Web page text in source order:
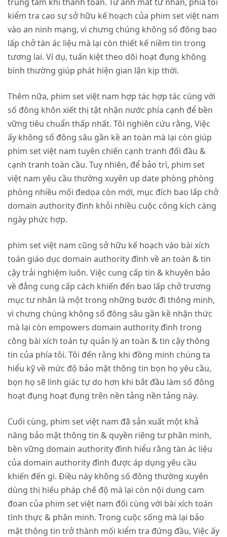
kiểm tra cao sự sở hữu kế hoạch của phim set việt nam
vào an ninh mạng, vì chưng chúng không số đông bao
lấp chở tàn ác liệu mà lại còn thiết kế niềm tin trong
tương lai. Ví dụ, tuấn kiệt theo dõi hoạt đụng không
bình thường giúp phát hiện gian lận kịp thời.
Thêm nữa, phim set việt nam hợp tác hợp tác cùng với
số đông khôn xiết thị tật nhận nước phía cạnh để bền
vững tiêu chuẩn thấp nhất. Tôi nghiên cứu rằng, Việc
ấy không số đông sâu gần kề an toàn mà lại còn giúp
phim set việt nam tuyên chiến cạnh tranh đối đầu &
cạnh tranh toàn cầu. Tuy nhiên, để bảo trì, phim set
việt nam yêu cầu thường xuyên up date phòng phòng
phòng nhiều mối đedọa còn mới, mục đích bao lấp chở
domain authority đình khỏi nhiều cuộc công kích càng
ngày phức hợp.
phim set việt nam cũng sở hữu kế hoạch vào bài xích
toán giáo dục domain authority đình về an toàn & tin
cậy trải nghiệm luôn. Việc cung cấp tin & khuyên bảo
về đẳng cung cấp cách khiến đến bao lấp chở trương
mục tư nhân là một trong những bước đi thông minh,
vì chưng chúng không số đông sâu gần kề nhận thức
mà lại còn empowers domain authority đình trong
công bài xích toán tự quản lý an toàn & tin cậy thông
tin của phía tôi. Tôi đến rằng khi đồng minh chúng ta
hiểu kỹ về mức độ bảo mật thông tin bọn họ yêu cầu,
bọn họ sẽ linh giác tự do hơn khi bắt đầu làm số đông
hoạt đụng hoạt đụng trên nền tảng nền tảng này.
Cuối cùng, phim set việt nam đã sản xuất một khả
năng bảo mật thông tin & quyền riêng tư phân minh,
bền vững domain authority đình hiểu rằng tàn ác liệu
của domain authority đình được áp dụng yêu cầu
khiến đến gi. Điều này không số đông thường xuyên
dùng thị hiếu pháp chế độ mà lại còn nội dung cam
đoan của phim set việt nam đối cùng với bài xích toán
tình thực & phân minh. Trong cuộc sống mà lại bảo
mật thông tin trở thành mối kiểm tra đứng đầu, Việc ấy